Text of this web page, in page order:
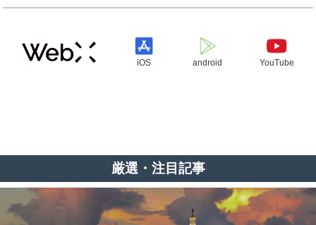
iOS android YouTube
厳選・注目記事